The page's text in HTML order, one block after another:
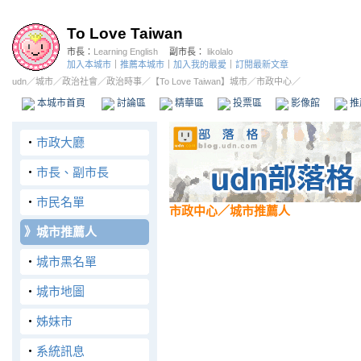
To Love Taiwan
市長： Learning English 副市長： likolalo
加入本城市
推薦本城市 加入我的最愛
訂閱最新文章
udn／城市／政治社會 ／政治時事／ 【To Love Taiwan】城市／市政中心／
本城市首頁 討論區 精華區 投票區 影像館
‧ 市政大廳
‧ 市長、副市長
‧ 市民名單
》 城市推薦人
‧ 城市黑名單
‧ 城市地圖
‧ 姊妹市
‧ 系統訊息
市政中心／城市推薦人